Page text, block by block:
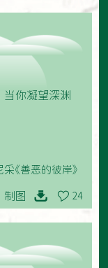
当你凝望深渊
采《善恶的彼岸》
制图 24